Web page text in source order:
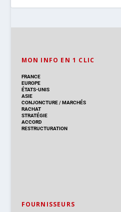
MON INFO EN 1 CLIC
FRANCE
EUROPE
ÉTATS-UNIS
ASIE
CONJONCTURE/MARCHÉS
RACHAT
STRATÉGIE
ACCORD
RESTRUCTURATION
FOURNISSEURS